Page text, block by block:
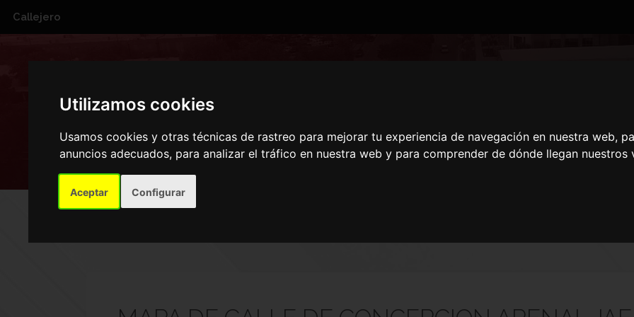
Utilizamos cookies
Usamos cookies y otras técnicas de rastreo para mejorar tu experiencia de navegación en nuestra web,
anuncios adecuados, para analizar el tráfico en nuestra web y para comprender de dónde llegan nuestros
Aceptar Configurar
Callejero
CALLE DE CONCEPCION